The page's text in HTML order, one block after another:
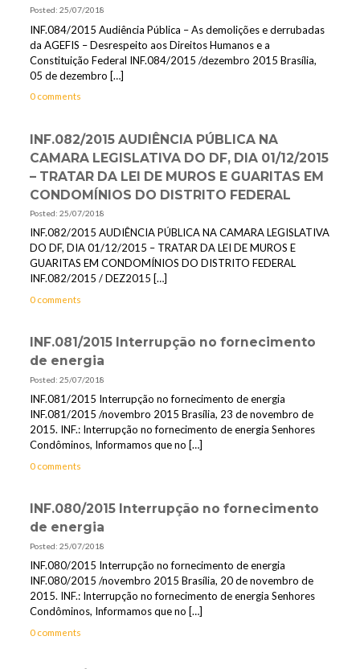
Posted: 25/07/2018
INF.084/2015 Audiência Pública – As demolições e derrubadas
da AGEFIS – Desrespeito aos Direitos Humanos e a
Constituição Federal INF.084/2015 /dezembro 2015 Brasília,
05 de dezembro […]
0 comments
INF.082/2015 AUDIÊNCIA PÚBLICA NA
CAMARA LEGISLATIVA DO DF, DIA 01/12/2015
– TRATAR DA LEI DE MUROS E GUARITAS EM
CONDOMÍNIOS DO DISTRITO FEDERAL
Posted: 25/07/2018
INF.082/2015 AUDIÊNCIA PÚBLICA NA CAMARA LEGISLATIVA
DO DF, DIA 01/12/2015 – TRATAR DA LEI DE MUROS E
GUARITAS EM CONDOMÍNIOS DO DISTRITO FEDERAL
INF.082/2015 / DEZ2015 […]
0 comments
INF.081/2015 Interrupção no fornecimento
de energia
Posted: 25/07/2018
INF.081/2015 Interrupção no fornecimento de energia
INF.081/2015 /novembro 2015 Brasília, 23 de novembro de
2015. INF.: Interrupção no fornecimento de energia Senhores
Condôminos, Informamos que no […]
0 comments
INF.080/2015 Interrupção no fornecimento
de energia
Posted: 25/07/2018
INF.080/2015 Interrupção no fornecimento de energia
INF.080/2015 /novembro 2015 Brasília, 20 de novembro de
2015. INF.: Interrupção no fornecimento de energia Senhores
Condôminos, Informamos que no […]
0 comments